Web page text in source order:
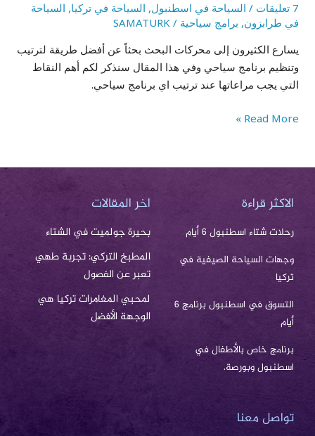
7 تعليقات / السياحة في اسطنبول, السياحة في تركيا, السياحة
في طرابزون, برامج سياحية /
SAMATURK
يسارع الكثيرون إلى محركات البحث بحثاً عن أفضل طريقة لترتيب
وتنظيم برنامج سياحي وفي هذا المقال سنذكر لكم أهم النقاط
التي يجب مراعاتها عند ترتيب اي برنامج سياحي.
Read More »
الاكثر قراءة
رحلات شتاء اسطنبول 6 أيام
وجهات السياحة الصيفية في
تركيا
التسوق في اسطنبول برنامج 6
أيام
برنامج خاص بالأطفال في
اسطنبول وبورصة.
اخر المقالات
بحيرة جولميت في الشتاء
المطبخ التركي: تجربة طهي
تعبر عن الفصول
لمحبي المغامرات تركيا هي
الوجهة الأفضل
تواصل معنا